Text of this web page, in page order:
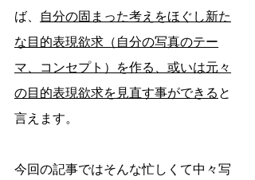
ば、 自分の固まった考えをほぐし新た
な目的表現欲求（自分の写真のテー
マ、コンセプト）を作る、或いは元々
の目的表現欲求を見直す事ができると
言えます。
今回の記事ではそんな忙しくて中々写